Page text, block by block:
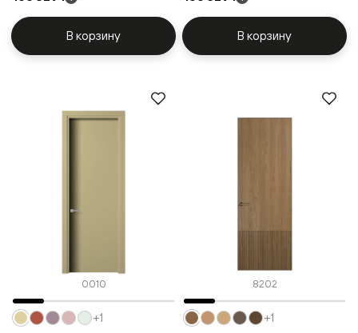
В корзину В корзину
0010
+1
8202
+1